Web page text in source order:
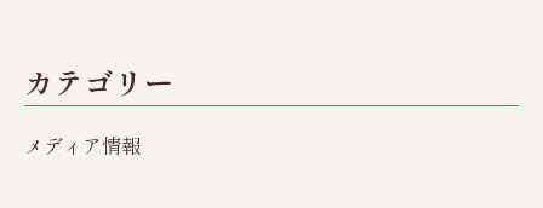
カテゴリー
メディア情報